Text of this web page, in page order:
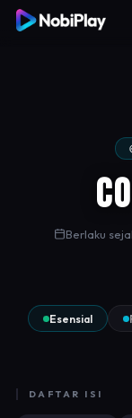
Berlaku
Esensial
DAFTAR ISI